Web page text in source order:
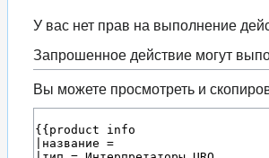
Перейти
к
навигации
Перейти
к
поиску
У вас нет прав на выполнение
Запрошенное действие могут
Вы можете просмотреть и